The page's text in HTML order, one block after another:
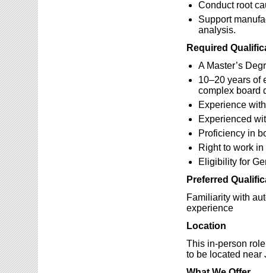
Conduct root
Support
analysis.
Required
A Master’s
10–20 years of
complex board
Experience
Experienced
Proficiency in
Right to work
Eligibility for
Preferred
Familiarity with
experience
Location
This in-person
to be located near